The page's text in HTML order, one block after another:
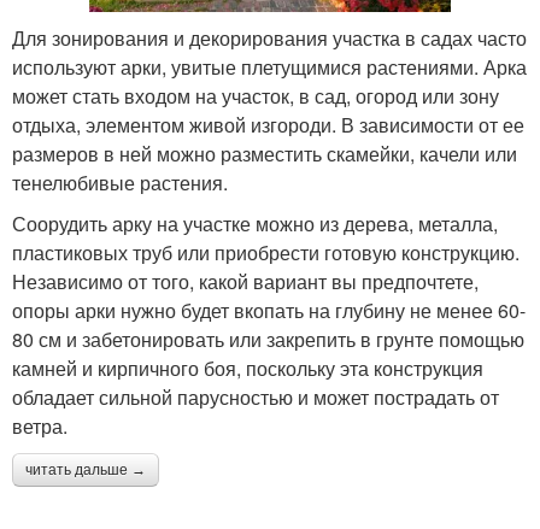
Для зонирования и декорирования участка в садах часто
используют арки, увитые плетущимися растениями. Арка
может стать входом на участок, в сад, огород или зону
отдыха, элементом живой изгороди. В зависимости от ее
размеров в ней можно разместить скамейки, качели или
тенелюбивые растения.
Соорудить арку на участке можно из дерева, металла,
пластиковых труб или приобрести готовую конструкцию.
Независимо от того, какой вариант вы предпочтете,
опоры арки нужно будет вкопать на глубину не менее 60-
80 см и забетонировать или закрепить в грунте помощью
камней и кирпичного боя, поскольку эта конструкция
обладает сильной парусностью и может пострадать от
ветра.
читать дальше →